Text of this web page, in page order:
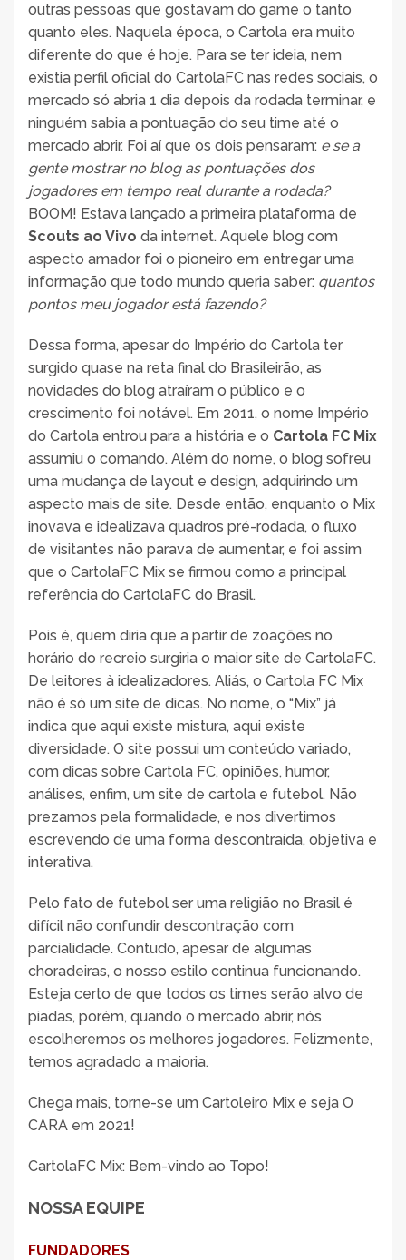
outras pessoas que gostavam do game o tanto
quanto eles. Naquela época, o Cartola era muito
diferente do que é hoje. Para se ter ideia, nem
existia perfil oficial do CartolaFC nas redes sociais, o
mercado só abria 1 dia depois da rodada terminar, e
ninguém sabia a pontuação do seu time até o
mercado abrir. Foi aí que os dois pensaram: e se a
gente mostrar no blog as pontuações dos
jogadores em tempo real durante a rodada?
BOOM! Estava lançado a primeira plataforma de
Scouts ao Vivo da internet. Aquele blog com
aspecto amador foi o pioneiro em entregar uma
informação que todo mundo queria saber: quantos
pontos meu jogador está fazendo?
Dessa forma, apesar do Império do Cartola ter
surgido quase na reta final do Brasileirão, as
novidades do blog atraíram o público e o
crescimento foi notável. Em 2011, o nome Império
do Cartola entrou para a história e o Cartola FC Mix
assumiu o comando. Além do nome, o blog sofreu
uma mudança de layout e design, adquirindo um
aspecto mais de site. Desde então, enquanto o Mix
inovava e idealizava quadros pré-rodada, o fluxo
de visitantes não parava de aumentar, e foi assim
que o CartolaFC Mix se firmou como a principal
referência do CartolaFC do Brasil.
Pois é, quem diria que a partir de zoações no
horário do recreio surgiria o maior site de CartolaFC.
De leitores à idealizadores. Aliás, o Cartola FC Mix
não é só um site de dicas. No nome, o “Mix” já
indica que aqui existe mistura, aqui existe
diversidade. O site possui um conteúdo variado,
com dicas sobre Cartola FC, opiniões, humor,
análises, enfim, um site de cartola e futebol. Não
prezamos pela formalidade, e nos divertimos
escrevendo de uma forma descontraída, objetiva e
interativa.
Pelo fato de futebol ser uma religião no Brasil é
difícil não confundir descontração com
parcialidade. Contudo, apesar de algumas
choradeiras, o nosso estilo continua funcionando.
Esteja certo de que todos os times serão alvo de
piadas, porém, quando o mercado abrir, nós
escolheremos os melhores jogadores. Felizmente,
temos agradado a maioria.
Chega mais, torne-se um Cartoleiro Mix e seja O
CARA em 2021!
CartolaFC Mix: Bem-vindo ao Topo!
NOSSA EQUIPE
FUNDADORES